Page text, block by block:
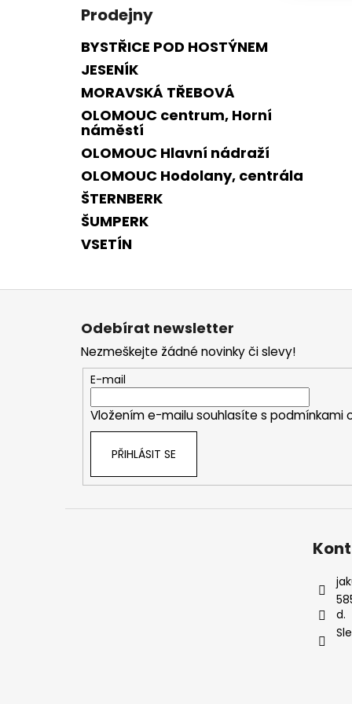
Prodejny
BYSTŘICE POD HOSTÝNEM
JESENÍK
MORAVSKÁ TŘEBOVÁ
OLOMOUC centrum, Horní
náměstí
OLOMOUC Hlavní nádraží
OLOMOUC Hodolany, centrála
ŠTERNBERK
ŠUMPERK
VSETÍN
Z
Odebírat newsletter
Nezmeškejte žádné novinky či slevy!
E-mail
Vložením e-mailu souhlasíte s podmínkami
PŘIHLÁSIT SE
d.